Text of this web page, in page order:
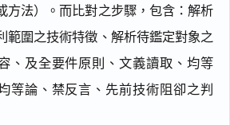
方法）。而比對之步驟，包含：解析
範圍之技術特徵、解析待鑑定對象之
、及全要件原則、文義讀取、均等
等論、禁反言、先前技術阻卻之判